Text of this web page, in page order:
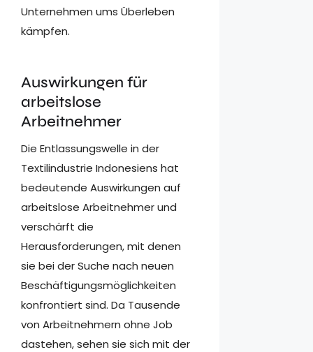
Unternehmen ums Überleben
kämpfen.
Auswirkungen für
arbeitslose
Arbeitnehmer
Die Entlassungswelle in der
Textilindustrie Indonesiens hat
bedeutende Auswirkungen auf
arbeitslose Arbeitnehmer und
verschärft die
Herausforderungen, mit denen
sie bei der Suche nach neuen
Beschäftigungsmöglichkeiten
konfrontiert sind. Da Tausende
von Arbeitnehmern ohne Job
dastehen, sehen sie sich mit der